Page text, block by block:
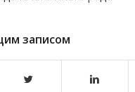
записом